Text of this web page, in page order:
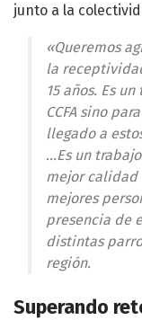
junto a la
«Queremos
la
15 años. Es
CCFA sino
llegado a
…Es un
mejor calidad
mejores
presencia de
distintas
región.
Superando